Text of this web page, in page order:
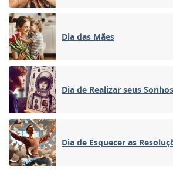
Dia das Mães
Dia de Realizar seus Sonhos
Dia de Esquecer as